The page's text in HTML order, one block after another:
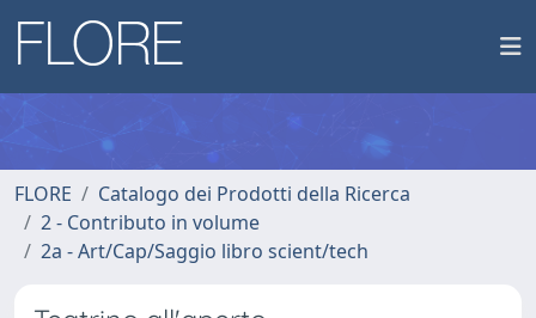
FLORE
Catalogo dei Prodotti della Ricerca
2 - Contributo in volume
2a - Art/Cap/Saggio libro scient/tech